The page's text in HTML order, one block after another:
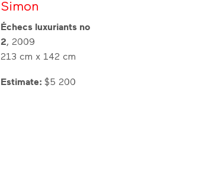
Simon
Échecs luxuriants no
2, 2009
213 cm x 142 cm
Estimate:$5 200